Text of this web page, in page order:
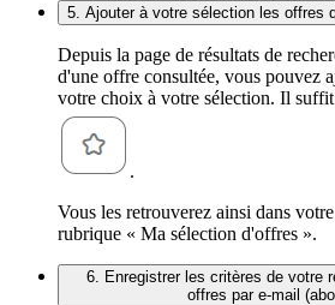
5. Ajouter à votre sélection les offres
Depuis la page de résultats de
d'une offre consultée, vous pouvez
votre choix à votre sélection. Il
.
Vous les retrouverez ainsi dans
rubrique « Ma sélection d'offres ».
6. Enregistrer les critères de votre
offres par e-mail